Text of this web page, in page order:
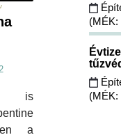
is
a
(MÉK:
(MÉK: